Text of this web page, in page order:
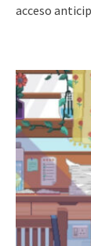
acceso